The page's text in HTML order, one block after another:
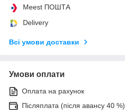
Meest ПОШТА
Delivery
Всі умови доставки
Умови оплати
Оплата на рахунок
Післяплата (після авансу 40 %)